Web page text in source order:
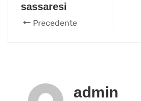
sassaresi
Precedente
admin